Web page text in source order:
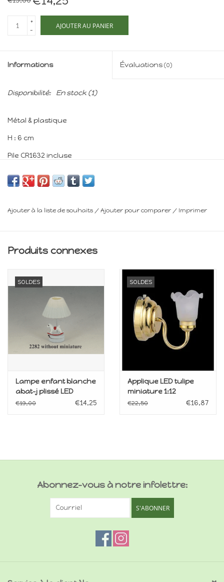
Offres
+
-
AJOUTER AU PANIER
Informations Évaluations (0)
Disponibilité: En stock (1)
Métal & plastique
H : 6 cm
Pile CR1632 incluse
3 Volts
Minimum 14 ans
Ajouter à la liste de souhaits / Ajouter pour comparer / Imprimer
Produits connexes
SOLDES
Lampe enfant blanche
abat-j plissé LED
miniature 1:12
€19,00 €14,25
SOLDES
Applique LED tulipe
miniature 1:12
€22,50 €16,87
Abonnez-vous à notre infolettre:
S'ABONNER